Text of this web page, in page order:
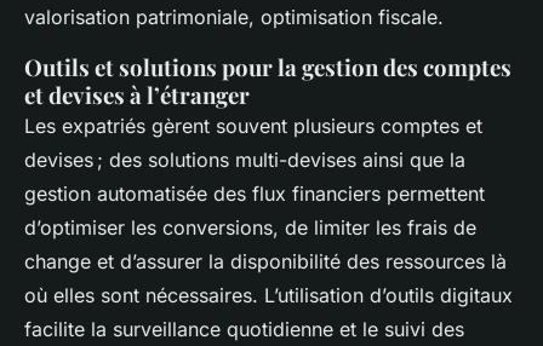
valorisation patrimoniale, optimisation fiscale.
Outils et solutions pour la gestion des comptes
et devises à l’étranger
Les expatriés gèrent souvent plusieurs comptes et
devises ; des solutions multi-devises ainsi que la
gestion automatisée des flux financiers permettent
d’optimiser les conversions, de limiter les frais de
change et d’assurer la disponibilité des ressources là
où elles sont nécessaires. L’utilisation d’outils digitaux
facilite la surveillance quotidienne et le suivi des